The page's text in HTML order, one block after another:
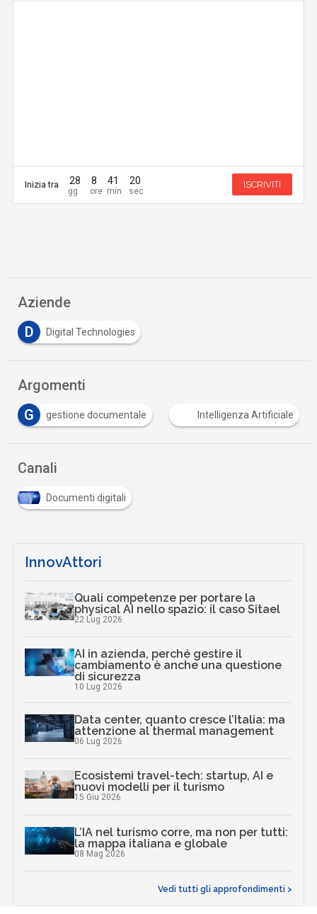
Inizia tra 28 8 41 20 ISCRIVITI
Aziende
D
Digital Technologies
Argomenti
Intelligenza Artificiale S supply chain
Canali
Documenti digitali
InnovAttori
Quali competenze per portare la
physical AI nello spazio: il caso Sitael
22 Lug 2026
AI in azienda, perché gestire il
cambiamento è anche una questione
di sicurezza
10 Lug 2026
Data center, quanto cresce l’Italia: ma
attenzione al thermal management
06 Lug 2026
Ecosistemi travel-tech: startup, AI e
nuovi modelli per il turismo
15 Giu 2026
L’IA nel turismo corre, ma non per tutti:
la mappa italiana e globale
08 Mag 2026
Vedi tutti gli approfondimenti >